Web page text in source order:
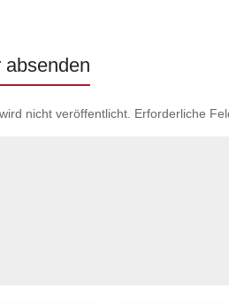
absenden
nicht veröffentlicht. Erforderliche